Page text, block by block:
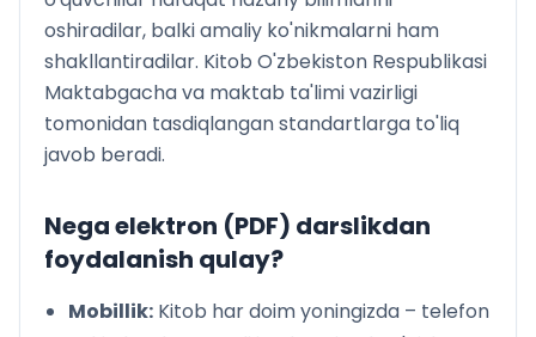
oshiradilar, balki amaliy ko'nikmalarni ham
shakllantiradilar. Kitob O'zbekiston Respublikasi
Maktabgacha va maktab ta'limi vazirligi
tomonidan tasdiqlangan standartlarga to'liq
javob beradi.
Nega elektron (PDF) darslikdan
foydalanish qulay?
Mobillik: Kitob har doim yoningizda – telefon